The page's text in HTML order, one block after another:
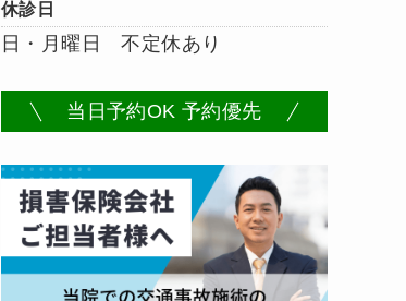
休診日
日・月曜日 不定休あり
当日予約OK 予約優先